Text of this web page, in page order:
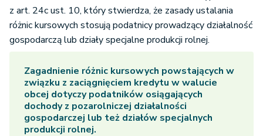
z art. 24c ust. 10, który stwierdza, że zasady ustalania
różnic kursowych stosują podatnicy prowadzący działalność
gospodarczą lub działy specjalne produkcji rolnej.
Zagadnienie różnic kursowych powstających w
związku z zaciągnięciem kredytu w walucie
obcej dotyczy podatników osiągających
dochody z pozarolniczej działalności
gospodarczej lub też działów specjalnych
produkcji rolnej.